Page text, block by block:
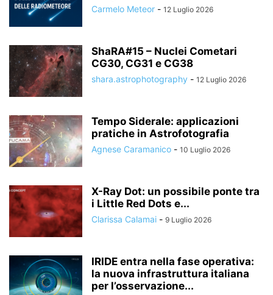
Carmelo Meteor - 12 Luglio 2026
ShaRA#15 – Nuclei Cometari
CG30, CG31 e CG38
shara.astrophotography - 12 Luglio 2026
Tempo Siderale: applicazioni
pratiche in Astrofotografia
Agnese Caramanico - 10 Luglio 2026
X-Ray Dot: un possibile ponte tra
i Little Red Dots e...
Clarissa Calamai - 9 Luglio 2026
IRIDE entra nella fase operativa:
la nuova infrastruttura italiana
per l’osservazione...